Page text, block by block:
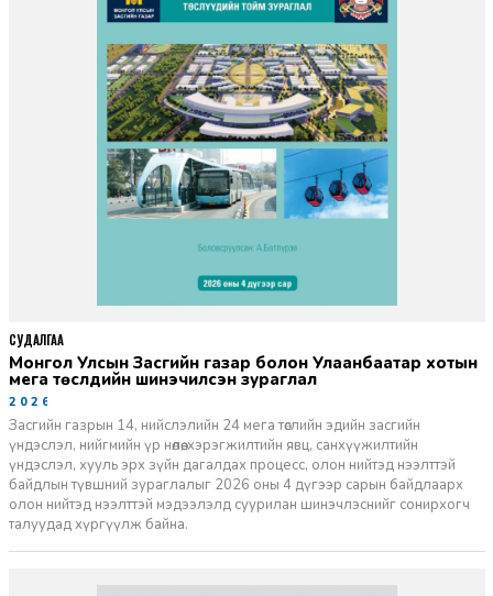
Монгол Улсын Засгийн газар болон Улаанбаатар хотын
мега төслүүдийн шинэчилсэн зураглал
2026-06-29
Засгийн газрын 14, нийслэлийн 24 мега төслийн эдийн засгийн
үндэслэл, нийгмийн үр нөлөө, хэрэгжилтийн явц, санхүүжилтийн
үндэслэл, хууль эрх зүйн дагалдах процесс, олон нийтэд нээлттэй
байдлын түвшний зураглалыг 2026 оны 4 дүгээр сарын байдлаарх
олон нийтэд нээлттэй мэдээлэлд суурилан шинэчлэснийг сонирхогч
талуудад хүргүүлж байна.
СУДАЛГАА